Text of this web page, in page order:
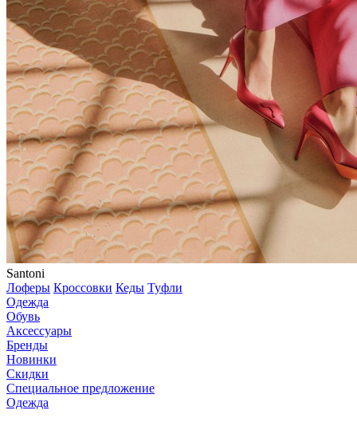
Santoni
Лоферы Кроссовки Кеды Туфли
Одежда
Обувь
Аксессуары
Бренды
Новинки
Скидки
Специальное предложение
Одежда